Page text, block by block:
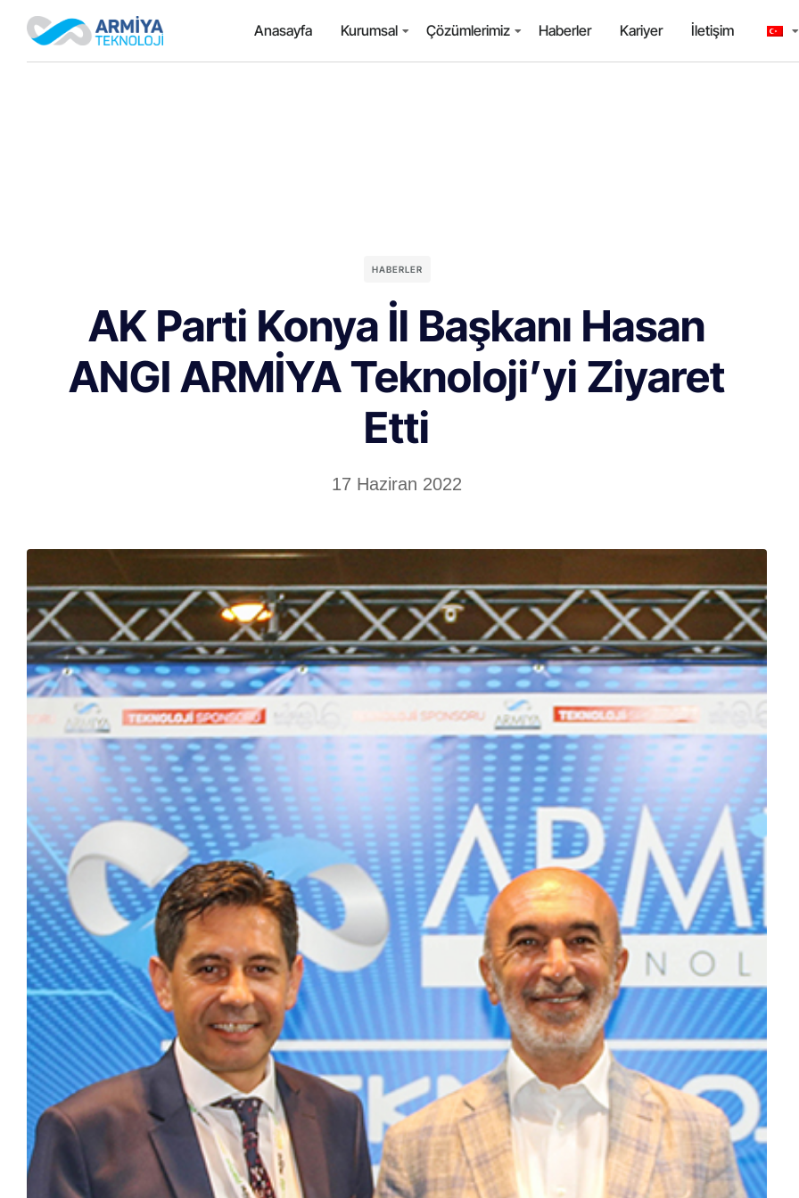
Anasayfa Kurumsal Çözümlerimiz Haberler Kariyer İletişim
HABERLER
AK Parti Konya İl Başkanı Hasan
ANGI ARMİYA Teknoloji’yi Ziyaret
Etti
17 Haziran 2022